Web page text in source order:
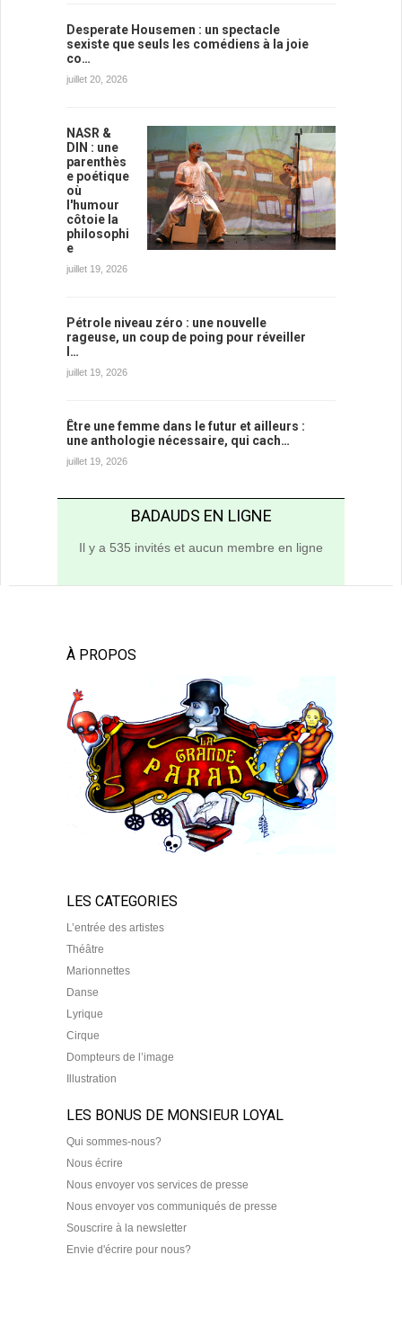
Desperate Housemen : un spectacle
sexiste que seuls les comédiens à la joie
co…
juillet 20, 2026
NASR &
DIN : une
parenthès
e poétique
où
l'humour
côtoie la
philosophi
e
juillet 19, 2026
Pétrole niveau zéro : une nouvelle
rageuse, un coup de poing pour réveiller
l…
juillet 19, 2026
Être une femme dans le futur et ailleurs :
une anthologie nécessaire, qui cach…
juillet 19, 2026
BADAUDS EN LIGNE
Il y a 535 invités et aucun membre en ligne
À PROPOS
LES CATEGORIES
L’entrée des artistes
Théâtre
Marionnettes
Danse
Lyrique
Cirque
Dompteurs de l’image
Illustration
LES BONUS DE MONSIEUR LOYAL
Qui sommes-nous?
Nous écrire
Nous envoyer vos services de presse
Nous envoyer vos communiqués de presse
Souscrire à la newsletter
Envie d'écrire pour nous?